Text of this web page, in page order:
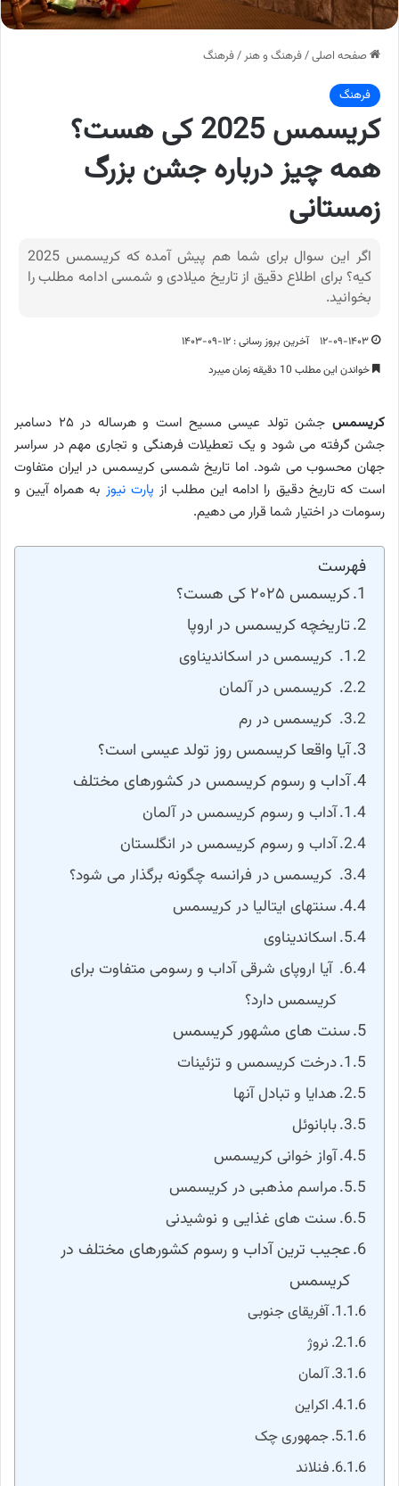
صفحه اصلی/فرهنگ و هنر /فرهنگ
فرهنگ
کریسمس 2025 کی هست؟
همه چیز درباره جشن بزرگ
زمستانی
اگر این سوال برای شما هم پیش آمده که کریسمس 2025
کیه؟ برای اطلاع دقیق از تاریخ میلادی و شمسی ادامه مطلب را
بخوانید.
۱۲-۰۹-۱۴۰۳
آخرین بروز رسانی : ۱۲-۰۹-۱۴۰۳
خواندن این مطلب 10 دقیقه زمان میبرد
کریسمس
جشن تولد عیسی مسیح است و هرساله در ۲۵ دسامبر
جشن گرفته می شود و یک تعطیلات فرهنگی و تجاری مهم در سراسر
جهان محسوب می شود. اما تاریخ شمسی کریسمس در ایران متفاوت
است که تاریخ دقیق را ادامه این مطلب از پارت نیوز به همراه آیین و
رسومات در اختیار شما قرار می دهیم.
فهرست
کریسمس ۲۰۲۵ کی هست؟
تاریخچه کریسمس در اروپا
کریسمس در اسکاندیناوی
کریسمس در آلمان
کریسمس در رم
آیا واقعا کریسمس روز تولد عیسی است؟
آداب و رسوم کریسمس در کشورهای مختلف
آداب و رسوم کریسمس در آلمان
آداب و رسوم کریسمس در انگلستان
کریسمس در فرانسه چگونه برگذار می شود؟
سنتهای ایتالیا در کریسمس
اسکاندیناوی
آیا اروپای شرقی آداب و رسومی متفاوت برای
کریسمس دارد؟
سنت های مشهور کریسمس
درخت کریسمس و تزئینات
هدایا و تبادل آنها
بابانوئل
آواز خوانی کریسمس
مراسم مذهبی در کریسمس
سنت های غذایی و نوشیدنی
عجیب ترین آداب و رسوم کشورهای مختلف در
کریسمس
آفریقای جنوبی
نروژ
آلمان
اکراین
جمهوری چک
فنلاند